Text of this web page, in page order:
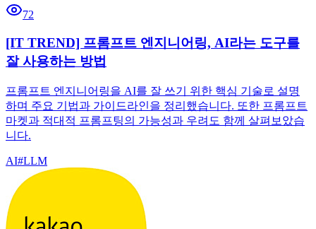
72
[IT TREND] 프롬프트 엔지니어링, AI라는 도구를
잘 사용하는 방법
프롬프트 엔지니어링을 AI를 잘 쓰기 위한 핵심 기술로 설명
하며 주요 기법과 가이드라인을 정리했습니다. 또한 프롬프트
마켓과 적대적 프롬프팅의 가능성과 우려도 함께 살펴보았습
니다.
AI#LLM